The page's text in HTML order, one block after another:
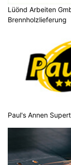
Paul's Annen